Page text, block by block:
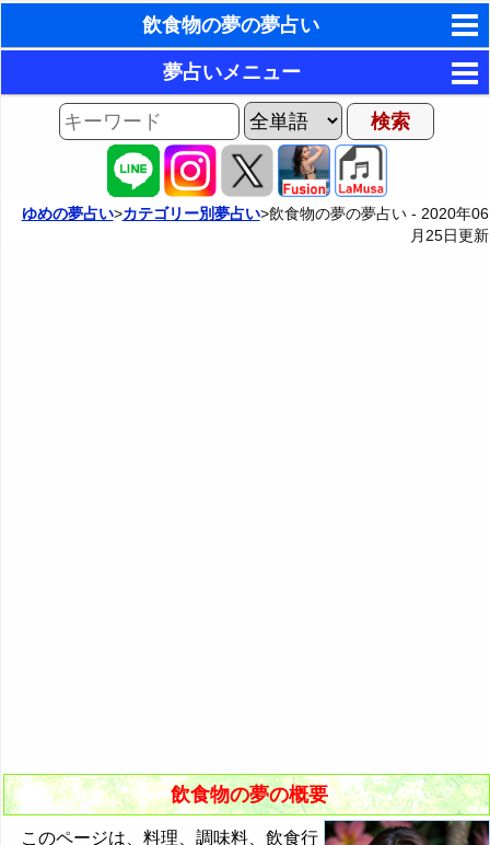
飲食物の夢の夢占い
東洋・西洋占星術
ホラリー占星術
手相占いで未来診断
タロットカードで無料占い
夢占いメニュー
AIゆめの夢占いチャット
夢占い掲示板
動植物の夢
創造物や人工物の夢
ゆめの夢占い>カテゴリー別夢占い>飲食物の夢の夢占い - 2020年06
月25日更新
飲食物の夢の概要
このページは、料理、調味料、飲食行